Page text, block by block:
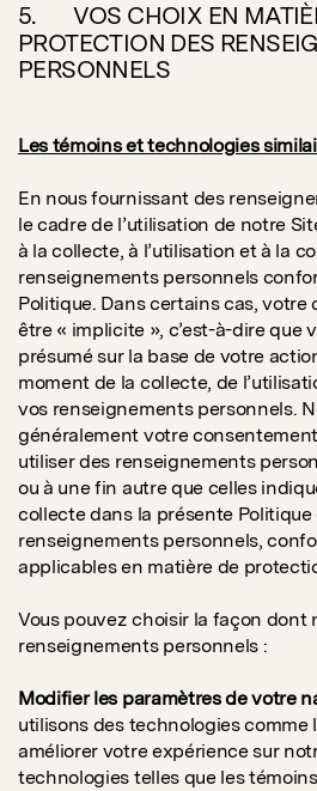
5. VOS CHOIX EN
PROTECTION DES
PERSONNELS
Les témoins et technologies
En nous fournissant des
le cadre de l’utilisation de notre
à la collecte, à l’utilisation et à la
renseignements personnels
Politique. Dans certains cas,
être « implicite », c’est-à-dire que
présumé sur la base de votre
moment de la collecte, de
vos renseignements personnels.
généralement votre
utiliser des renseignements
ou à une fin autre que celles
collecte dans la présente
renseignements personnels,
applicables en matière de
Vous pouvez choisir la façon dont
renseignements personnels :
Modifier les paramètres de votre
utilisons des technologies comme
améliorer votre expérience sur
technologies telles que les